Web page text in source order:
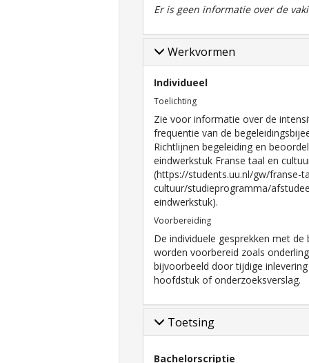
Er is geen informatie over de
Werkvormen
Individueel
Toelichting
Zie voor informatie over de
frequentie van de
Richtlijnen begeleiding en
eindwerkstuk Franse taal en
(https://students.uu.nl/gw/franse-
cultuur/studieprogramma/
eindwerkstuk).
Voorbereiding
De individuele gesprekken met de
worden voorbereid zoals
bijvoorbeeld door tijdige
hoofdstuk of onderzoeksverslag.
Toetsing
Bachelorscriptie